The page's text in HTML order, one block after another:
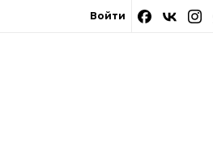
Войти
МОЙ КАБИНЕТ